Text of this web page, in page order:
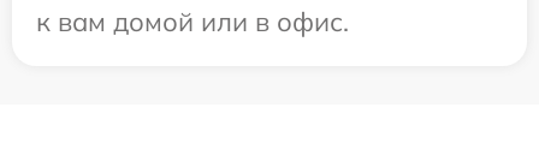
к вам домой или в офис.